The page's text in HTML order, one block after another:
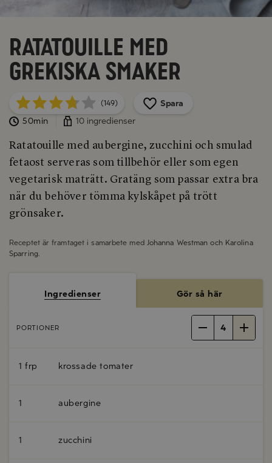
Ratatouille med
grekiska smaker
(149)
Spara
50min
10 ingredienser
Ratatouille med aubergine, zucchini och smulad
fetaost serveras som tillbehör eller som egen
vegetarisk maträtt. Gratäng som passar extra bra
när du behöver tömma kylskåpet på trött
grönsaker.
Receptet är framtaget i samarbete med Johanna Westman och Karolina
Sparring.
Ingredienser Gör så här
PORTIONER 4
1 frp krossade tomater
1 aubergine
1 zucchini